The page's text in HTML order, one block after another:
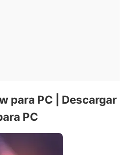
para PC | Descargar
PC